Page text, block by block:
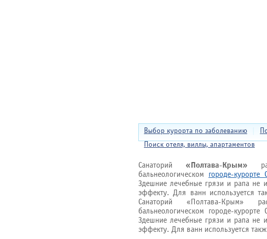
Выбор курорта по заболеванию
Поиск отеля, виллы, апартаментов
Санаторий«Полтава-Крым»
бальнеологическом городе-курорте
Здешние лечебные грязи и рапа не
эффекту. Для ванн используется
Санаторий «Полтава-Крым»
бальнеологическом городе-
Здешние лечебные грязи и рапа не
эффекту. Для ванн используется